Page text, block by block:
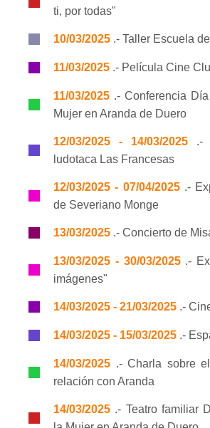
ti, por todas"
10/03/2025 .- Taller Escuela
11/03/2025 .- Película Cine
11/03/2025 .- Conferencia
Mujer en Aranda de Duero
12/03/2025 - 14/03/2025.-
ludotaca Las Francesas
12/03/2025 - 07/04/2025.-
de Severiano Monge
13/03/2025 .- Concierto de
13/03/2025 - 30/03/2025.-
imágenes"
14/03/2025 - 21/03/2025 .-
14/03/2025 - 15/03/2025 .-
14/03/2025 .- Charla sobre
relación con Aranda
14/03/2025 .- Teatro familiar